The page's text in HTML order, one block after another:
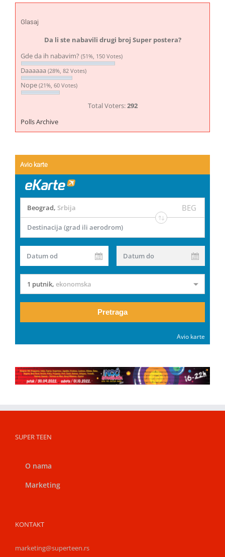
Glasaj
Da li ste nabavili drugi broj Super postera?
Gde da ih nabavim? (51%, 150 Votes)
Daaaaaa (28%, 82 Votes)
Nope (21%, 60 Votes)
Total Voters:292
Polls Archive
Avio karte
Beograd, Srbija BEG
Destinacija (grad ili aerodrom)
Datum od Datum do
1 putnik, ekonomska
Pretraga
Avio karte
SUPER TEEN
O nama
Marketing
KONTAKT
marketing@superteen.rs